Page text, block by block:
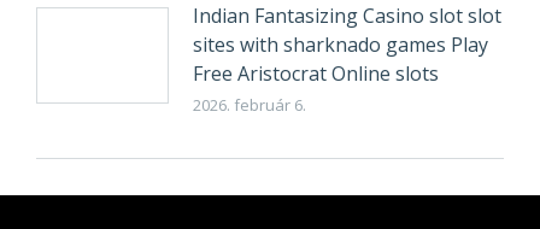
Indian Fantasizing Casino slot slot
sites with sharknado games Play
Free Aristocrat Online slots
2026. február 6.